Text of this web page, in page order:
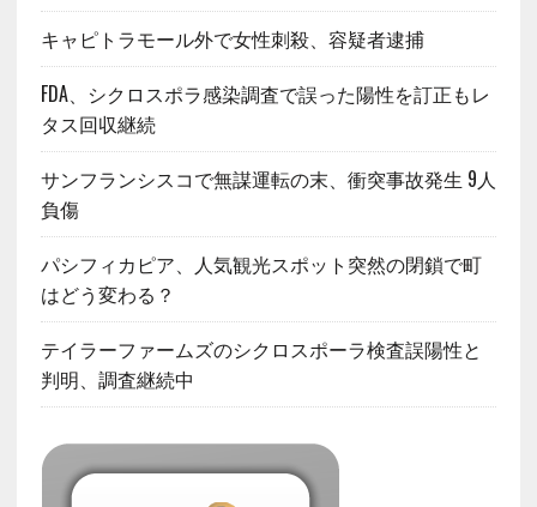
キャピトラモール外で女性刺殺、容疑者逮捕
FDA、シクロスポラ感染調査で誤った陽性を訂正もレ
タス回収継続
サンフランシスコで無謀運転の末、衝突事故発生 9人
負傷
パシフィカピア、人気観光スポット突然の閉鎖で町
はどう変わる？
テイラーファームズのシクロスポーラ検査誤陽性と
判明、調査継続中